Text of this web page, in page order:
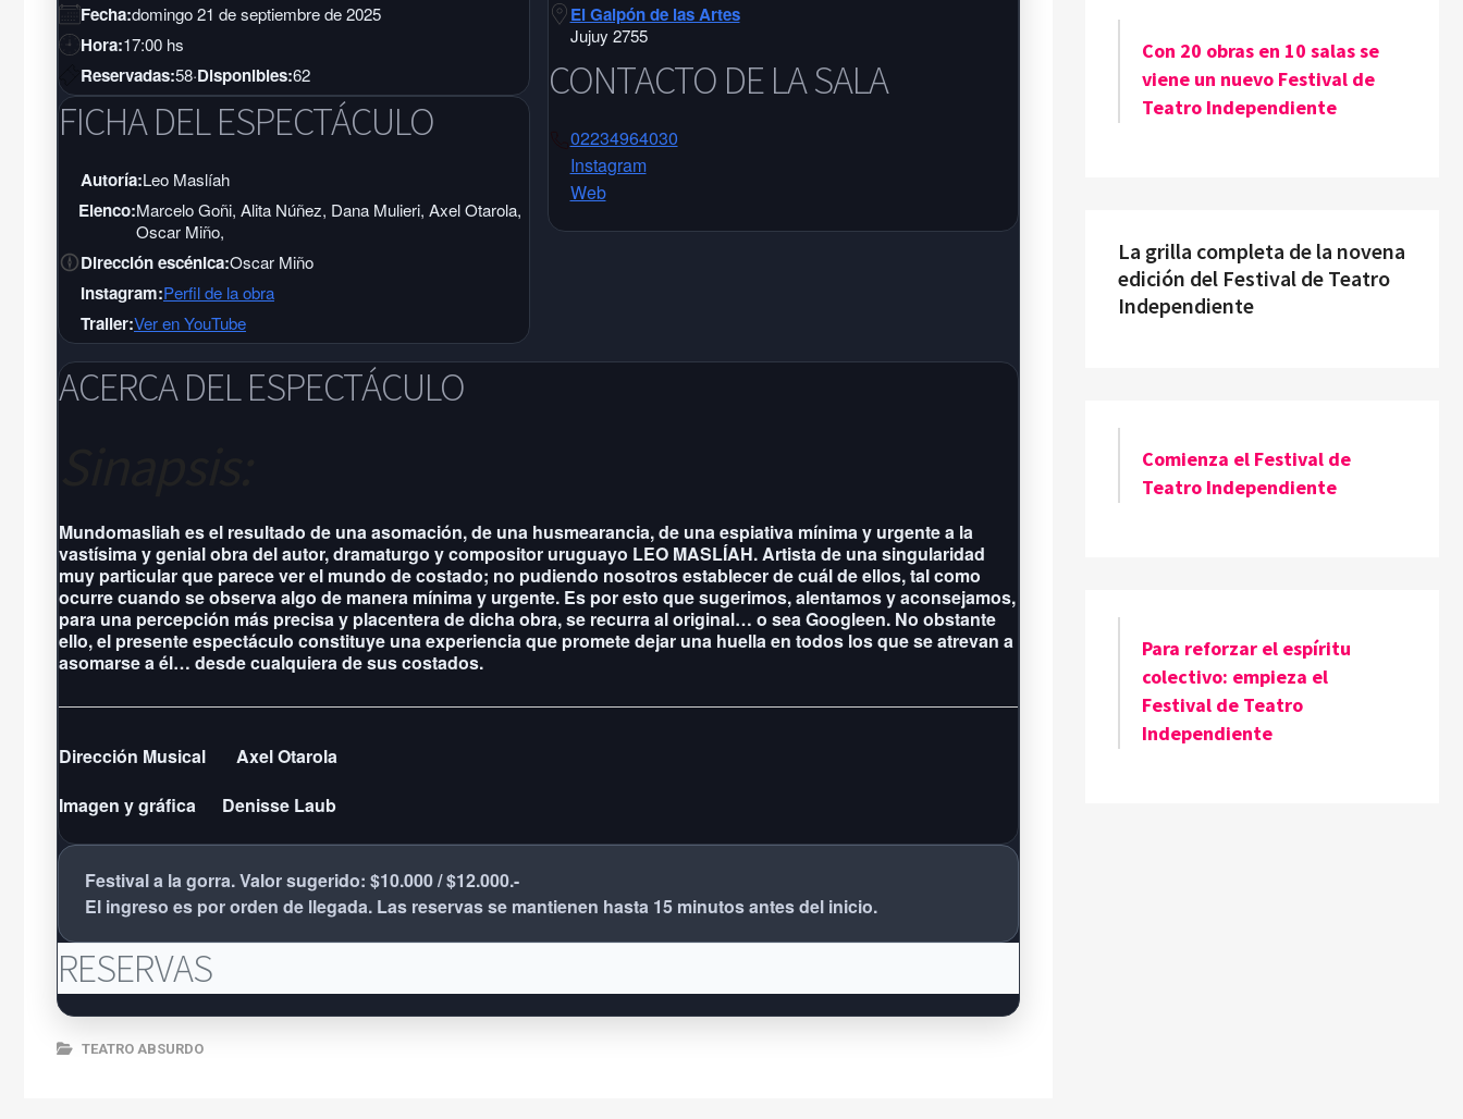
Fecha:domingo 21 de septiembre de 2025
Hora:17:00 hs
Reservadas:58·Disponibles:62
FICHA DEL ESPECTÁCULO
Autoría:Leo Maslíah
Elenco:Marcelo Goñi, Alita Núñez, Dana Mulieri, Axel Otarola,
Oscar Miño,
Dirección escénica:Oscar Miño
Instagram:Perfil de la obra
Trailer:Ver en YouTube
El Galpón de las Artes
Jujuy 2755
CONTACTO DE LA SALA
02234964030
Instagram
Web
ACERCA DEL ESPECTÁCULO
Mundomasliah es el resultado de una asomación, de una husmearancia, de una espiativa mínima y urgente a la
vastísima y genial obra del autor, dramaturgo y compositor uruguayo LEO MASLÍAH. Artista de una singularidad
muy particular que parece ver el mundo de costado; no pudiendo nosotros establecer de cuál de ellos, tal como
ocurre cuando se observa algo de manera mínima y urgente. Es por esto que sugerimos, alentamos y aconsejamos,
para una percepción más precisa y placentera de dicha obra, se recurra al original… o sea Googleen. No obstante
ello, el presente espectáculo constituye una experiencia que promete dejar una huella en todos los que se atrevan a
asomarse a él… desde cualquiera de sus costados.
Dirección Musical Axel Otarola
Imagen y gráfica Denisse Laub
Festival a la gorra. Valor sugerido: $10.000 / $12.000.-
El ingreso es por orden de llegada. Las reservas se mantienen hasta 15 minutos antes del inicio.
RESERVAS
TEATRO ABSURDO
Con 20 obras en 10 salas se
viene un nuevo Festival de
Teatro Independiente
La grilla completa de la novena
edición del Festival de Teatro
Independiente
Comienza el Festival de
Teatro Independiente
Para reforzar el espíritu
colectivo: empieza el
Festival de Teatro
Independiente